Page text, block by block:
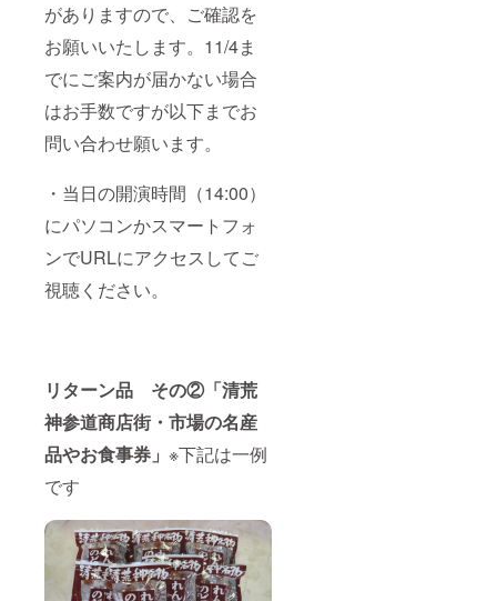
がありますので、ご確認を
お願いいたします。11/4ま
でにご案内が届かない場合
はお手数ですが以下までお
問い合わせ願います。
・当日の開演時間（14:00）
にパソコンかスマートフォ
ンでURLにアクセスしてご
視聴ください。
リターン品 その②「清荒
神参道商店街・市場の名産
品やお食事券」 ※下記は一例
です